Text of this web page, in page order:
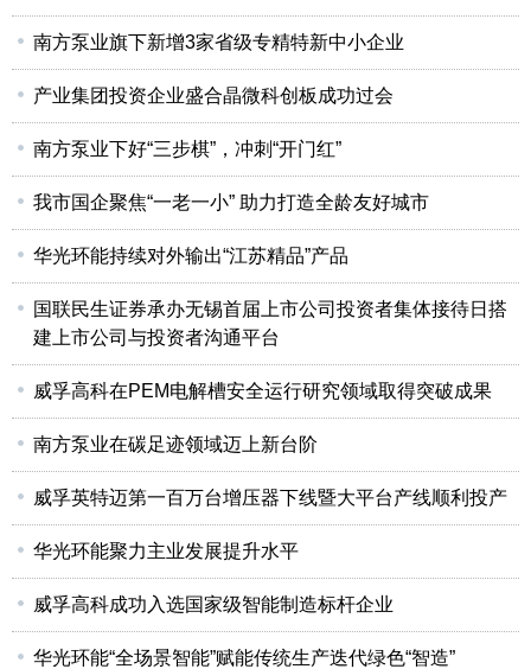
南方泵业旗下新增3家省级专精特新中小企业
产业集团投资企业盛合晶微科创板成功过会
南方泵业下好“三步棋”，冲刺“开门红”
我市国企聚焦“一老一小” 助力打造全龄友好城市
华光环能持续对外输出“江苏精品”产品
国联民生证券承办无锡首届上市公司投资者集体接待日搭
建上市公司与投资者沟通平台
威孚高科在PEM电解槽安全运行研究领域取得突破成果
南方泵业在碳足迹领域迈上新台阶
威孚英特迈第一百万台增压器下线暨大平台产线顺利投产
华光环能聚力主业发展提升水平
威孚高科成功入选国家级智能制造标杆企业
华光环能“全场景智能”赋能传统生产迭代绿色“智造”